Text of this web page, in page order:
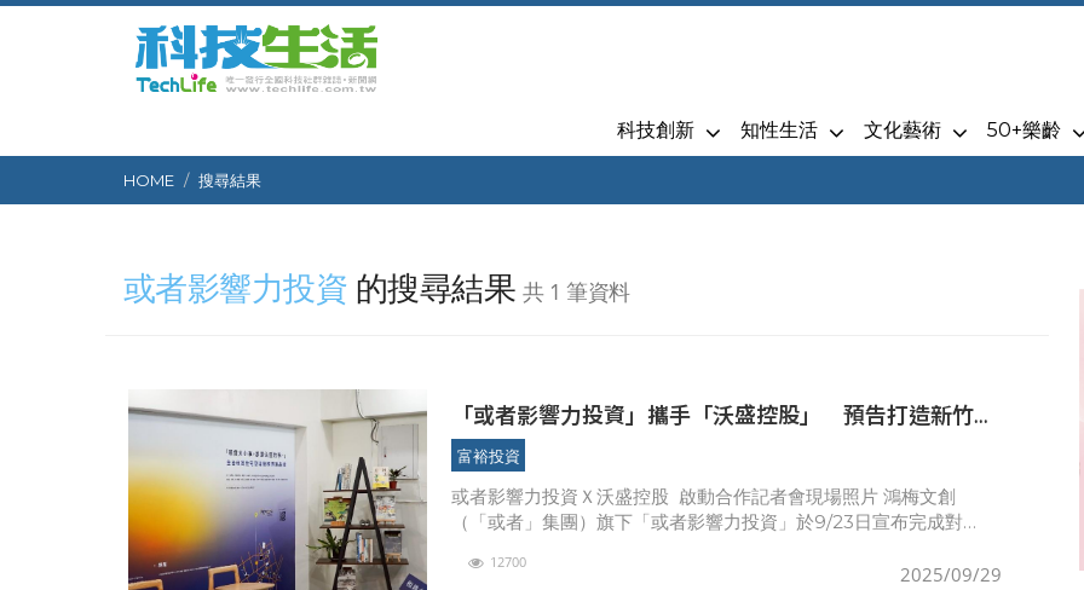
科技創新 知性生活 文化藝術 50+樂齡
HOME 搜尋結果
或者影響力投資 的搜尋結果共 1 筆資料
「或者影響力投資」攜手「沃盛控股」 預告打造新竹舊
城友善示範住宅
富裕投資
或者影響力投資Ｘ沃盛控股 啟動合作記者會現場照片 鴻梅文創
（「或者」集團）旗下「或者影響力投資」於9/23日宣布完成對
2025/09/29
12700